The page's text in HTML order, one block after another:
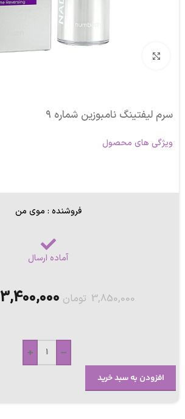
سرم لیفتینگ نامبوزین شماره ۹
ویژگی های محصول
فروشنده : موی من
آماده ارسال
3,850,000 تومان 3,400,000
-
+
افزودن به سبد خرید